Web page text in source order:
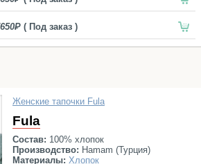
( Под заказ )
Женские тапочки Fula
Fula
Состав: 100% хлопок
Производство: Hamam (Турция)
Материалы: Хлопок